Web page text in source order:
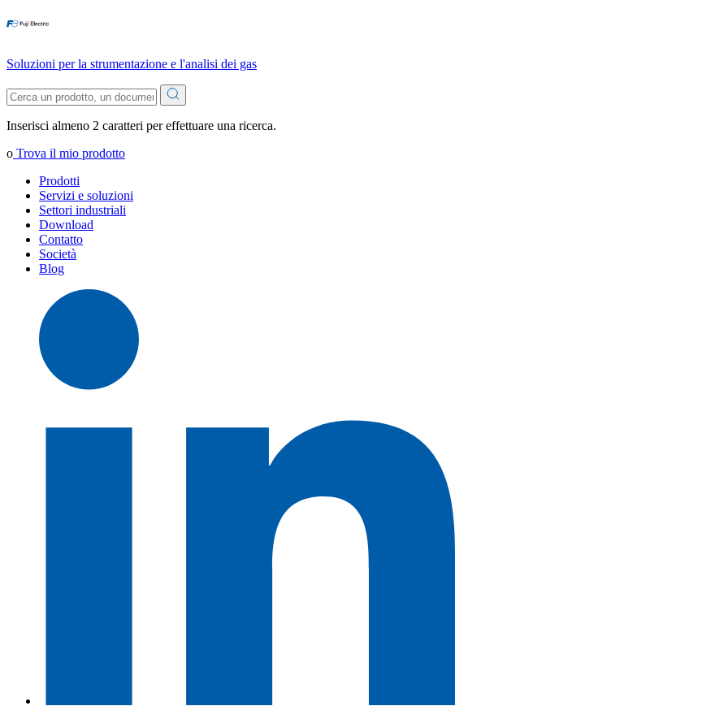
Soluzioni per la strumentazione e l'analisi dei gas
Inserisci almeno 2 caratteri per effettuare una ricerca.
o Trova il mio prodotto
Prodotti
Servizi e soluzioni
Settori industriali
Download
Contatto
Società
Blog